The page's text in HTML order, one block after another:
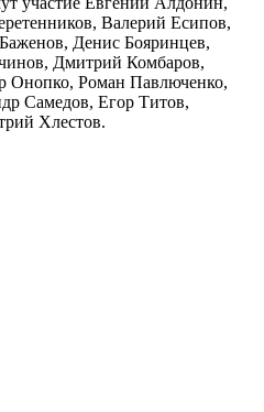
Валерий Есипов,
Денис Бояринцев,
Дмитрий Комбаров,
Онопко, Роман Павлюченко,
Самедов, Егор Титов,
Хлестов.